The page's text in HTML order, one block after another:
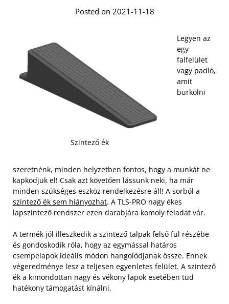
Posted on 2021-11-18
Szintező ék
Legyen az
egy
falfelület
vagy padló,
amit
burkolni
szeretnénk, minden helyzetben fontos, hogy a munkát ne
kapkodjuk el! Csak azt követően lássunk neki, ha már
minden szükséges eszköz rendelkezésre áll! A sorból a
szintező ék sem hiányozhat. A TLS-PRO nagy ékes
lapszintező rendszer ezen darabjára komoly feladat vár.
A termék jól illeszkedik a szintező talpak felső fül részébe
és gondoskodik róla, hogy az egymással határos
csempelapok ideális módon hangolódjanak össze. Ennek
végeredménye lesz a teljesen egyenletes felület. A szintező
ék a kimondottan nagy és vékony lapok esetében tud
hatékony támogatást kínálni.